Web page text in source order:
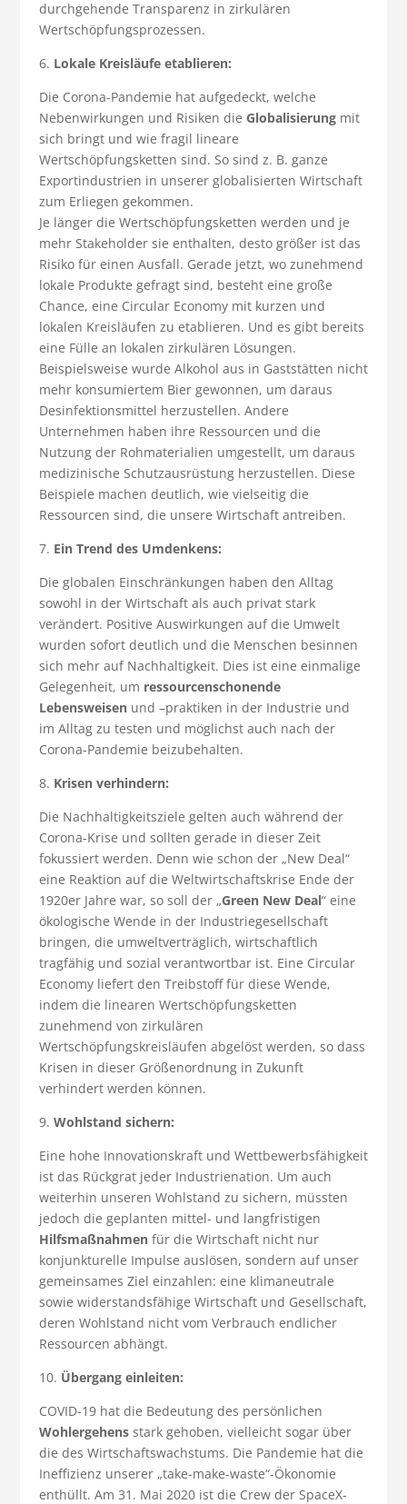
durchgehende Transparenz in zirkulären
Wertschöpfungsprozessen.
6. Lokale Kreisläufe etablieren:
Die Corona-Pandemie hat aufgedeckt, welche
Nebenwirkungen und Risiken die Globalisierungmit
sich bringt und wie fragil lineare
Wertschöpfungsketten sind. So sind z. B. ganze
Exportindustrien in unserer globalisierten Wirtschaft
zum Erliegen gekommen.
Je länger die Wertschöpfungsketten werden und je
mehr Stakeholder sie enthalten, desto größer ist das
Risiko für einen Ausfall. Gerade jetzt, wo zunehmend
lokale Produkte gefragt sind, besteht eine große
Chance, eine Circular Economy mit kurzen und
lokalen Kreisläufen zu etablieren. Und es gibt bereits
eine Fülle an lokalen zirkulären Lösungen.
Beispielsweise wurde Alkohol aus in Gaststätten nicht
mehr konsumiertem Bier gewonnen, um daraus
Desinfektionsmittel herzustellen. Andere
Unternehmen haben ihre Ressourcen und die
Nutzung der Rohmaterialien umgestellt, um daraus
medizinische Schutzausrüstung herzustellen. Diese
Beispiele machen deutlich, wie vielseitig die
Ressourcen sind, die unsere Wirtschaft antreiben.
7. Ein Trend des Umdenkens:
Die globalen Einschränkungen haben den Alltag
sowohl in der Wirtschaft als auch privat stark
verändert. Positive Auswirkungen auf die Umwelt
wurden sofort deutlich und die Menschen besinnen
sich mehr auf Nachhaltigkeit. Dies ist eine einmalige
Gelegenheit, um ressourcenschonende
Lebensweisenund –praktiken in der Industrie und
im Alltag zu testen und möglichst auch nach der
Corona-Pandemie beizubehalten.
8. Krisen verhindern:
Die Nachhaltigkeitsziele gelten auch während der
Corona-Krise und sollten gerade in dieser Zeit
fokussiert werden. Denn wie schon der „New Deal“
eine Reaktion auf die Weltwirtschaftskrise Ende der
1920er Jahre war, so soll der „Green New Deal“ eine
ökologische Wende in der Industriegesellschaft
bringen, die umweltverträglich, wirtschaftlich
tragfähig und sozial verantwortbar ist. Eine Circular
Economy liefert den Treibstoff für diese Wende,
indem die linearen Wertschöpfungsketten
zunehmend von zirkulären
Wertschöpfungskreisläufen abgelöst werden, so dass
Krisen in dieser Größenordnung in Zukunft
verhindert werden können.
9. Wohlstand sichern:
Eine hohe Innovationskraft und Wettbewerbsfähigkeit
ist das Rückgrat jeder Industrienation. Um auch
weiterhin unseren Wohlstand zu sichern, müssten
jedoch die geplanten mittel- und langfristigen
Hilfsmaßnahmenfür die Wirtschaft nicht nur
konjunkturelle Impulse auslösen, sondern auf unser
gemeinsames Ziel einzahlen: eine klimaneutrale
sowie widerstandsfähige Wirtschaft und Gesellschaft,
deren Wohlstand nicht vom Verbrauch endlicher
Ressourcen abhängt.
10. Übergang einleiten:
COVID-19 hat die Bedeutung des persönlichen
Wohlergehensstark gehoben, vielleicht sogar über
die des Wirtschaftswachstums. Die Pandemie hat die
Ineffizienz unserer „take-make-waste“-Ökonomie
enthüllt. Am 31. Mai 2020 ist die Crew der SpaceX-